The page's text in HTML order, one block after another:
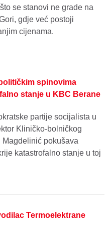
se stanovi ne grade na
gdje već postoji
cijenama.
spinovima
stanje u KBC Berane
partije socijalista u
Kliničko-bolničkog
Magdelinić pokušava
katastrofalno stanje u toj
Termoelektrane